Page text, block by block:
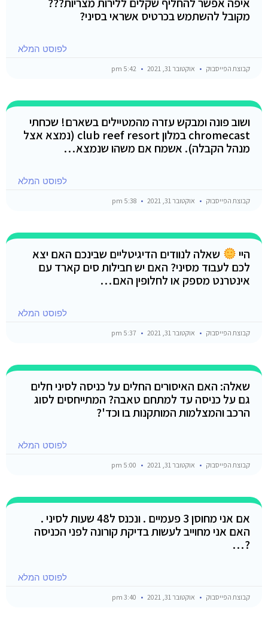
מקובל להשתמש בכרטיס אשראי בסיני?
לפוסט המלא
קבוצת הפייסבוק אוקטובר 31, 2021
ושוב פונה ומבקש עזרה מהמטיילים בשארם! שכחתי
chromecast במלון club reef resort (נמצא אצל
מנהל הקבלה). אשמח אם משהו שנמצא…
לפוסט המלא
קבוצת הפייסבוק אוקטובר 31, 2021
היי
שאלה לנוודים הדיגיטליים שבינכם האם יצא
לכם לעבוד מסיני? האם יש חבילות סים קארד עם
אינטרנט מספק או לחלופין האם…
לפוסט המלא
קבוצת הפייסבוק אוקטובר 31, 2021
שאלה: האם האיסורים החלים על כניסה לסיני חלים
גם על כניסה עד למתחם טאבה? המתייחסים לסוג
הרכב והמצלמות המותקנות בו וכד'?
לפוסט המלא
קבוצת הפייסבוק אוקטובר 31, 2021
אם אני מחוסן 3 פעמיים . ונכנס ל48 שעות לסיני .
האם אני מחוייב לעשות בדיקת קורונה לפני הכניסה
?…
לפוסט המלא
קבוצת הפייסבוק אוקטובר 31, 2021